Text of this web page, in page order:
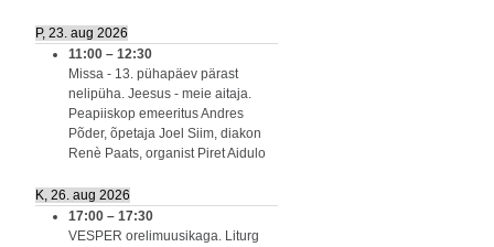
P, 23. aug 2026
11:00 – 12:30
Missa - 13. pühapäev pärast
nelipüha. Jeesus - meie aitaja.
Peapiiskop emeeritus Andres
Põder, õpetaja Joel Siim, diakon
Renè Paats, organist Piret Aidulo
K, 26. aug 2026
17:00 – 17:30
VESPER orelimuusikaga. Liturg